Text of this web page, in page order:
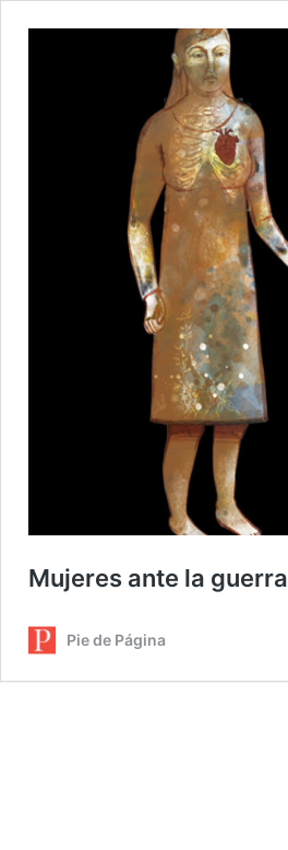
Mujeres ante la guerra
Pie de Página